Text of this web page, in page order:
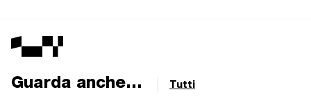
Guarda anche... Tutti